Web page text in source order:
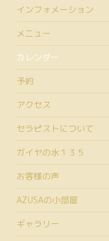
インフォメーション
メニュー
カレンダー
予約
アクセス
セラピストについて
ガイヤの水１３５
お客様の声
AZUSAの小部屋
ギャラリー